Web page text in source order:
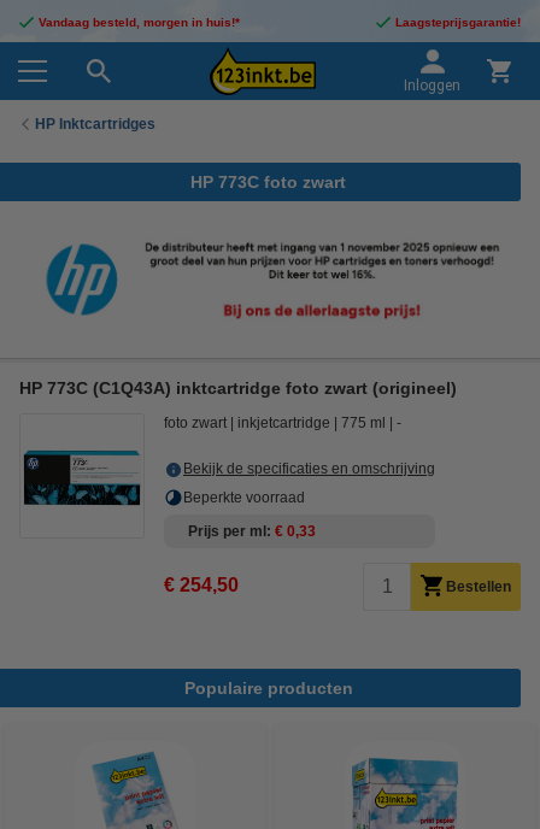
Vandaag besteld, morgen in huis!* Laagsteprijsgarantie!
Inloggen
HP Inktcartridges
HP 773C foto zwart
HP 773C (C1Q43A) inktcartridge foto zwart (origineel)
foto zwart inkjetcartridge 775 ml -
Bekijk de specificaties en omschrijving
Beperkte voorraad
Prijs per ml € 0,33
€ 254,50 Bestellen
Populaire producten